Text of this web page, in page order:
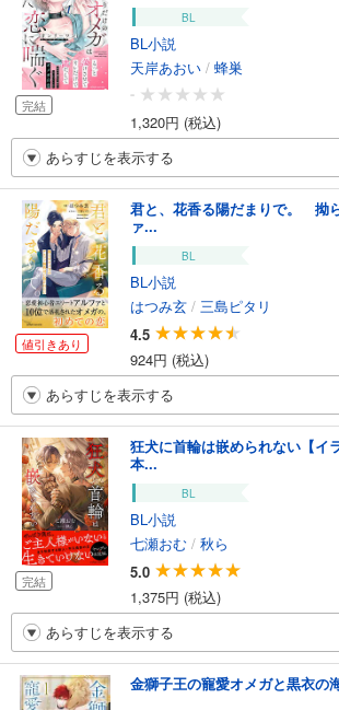
完結
BL
BL小説
天岸あおい / 蜂巣
-
1,320円 (税込)
あらすじを表示する
値引きあり
君と、花香る陽だまりで。 拗
ァ...
BL
BL小説
はつみ玄 / 三島ピタリ
4.5
924円 (税込)
あらすじを表示する
完結
狂犬に首輪は嵌められない【イ
本...
BL
BL小説
七瀬おむ / 秋ら
5.0
1,375円 (税込)
あらすじを表示する
金獅子王の寵愛オメガと黒衣の